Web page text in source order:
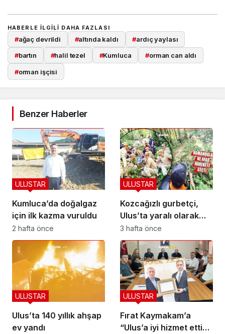
HABERLE ILGILI DAHA FAZLASI
#ağaç devrildi #altında kaldı #ardıç yaylası
#bartın #halil tezel #Kumluca #orman can aldı
#orman işçisi
Benzer Haberler
Kumluca’da doğalgaz
için ilk kazma vuruldu
ULUSTAR
2 hafta önce
Kozcağızlı gurbetçi,
Ulus’ta yaralı olarak
kurtarıldı
ULUSTAR
3 hafta önce
Ulus’ta 140 yıllık ahşap
ev yandı
ULUSTAR
Fırat Kaymakam’a
“Ulus’a iyi hizmet ettin”
ULUSTAR